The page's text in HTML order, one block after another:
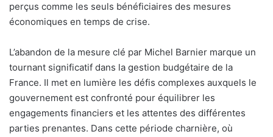
perçus comme les seuls bénéficiaires des mesures
économiques en temps de crise.
L’abandon de la mesure clé par Michel Barnier marque un
tournant significatif dans la gestion budgétaire de la
France. Il met en lumière les défis complexes auxquels le
gouvernement est confronté pour équilibrer les
engagements financiers et les attentes des différentes
parties prenantes. Dans cette période charnière, où